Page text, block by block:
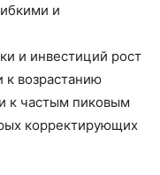
и
и инвестиций рост
возрастанию
к частым пиковым
корректирующих